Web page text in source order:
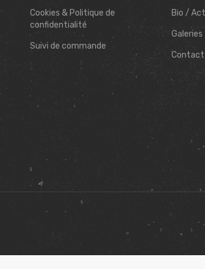
Cookies & Politique de
confidentialité
Suivi de commande
Bio /
Galeries
Contact